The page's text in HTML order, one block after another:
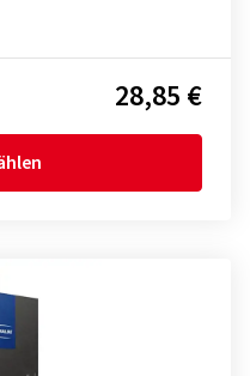
28,85 €